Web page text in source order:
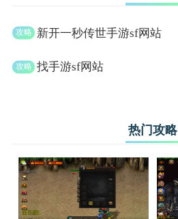
新开一秒传世手游sf网站
找手游sf网站
热门攻略